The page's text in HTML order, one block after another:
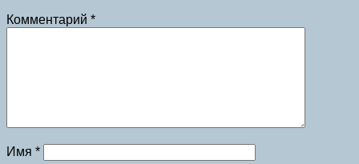
Комментарий *
Имя *